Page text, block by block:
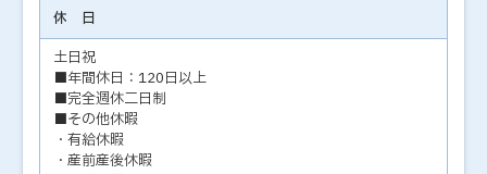
休 日
土日祝
■年間休日：120日以上
■完全週休二日制
■その他休暇
・有給休暇
・産前産後休暇